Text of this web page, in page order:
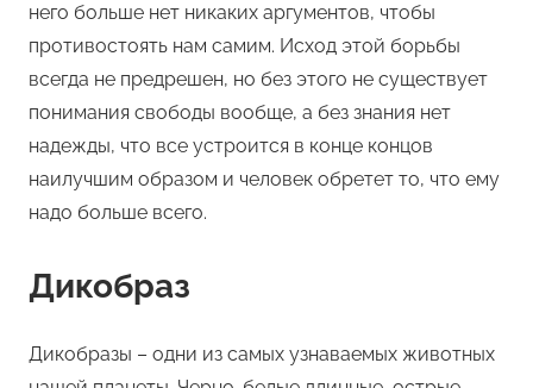
него больше нет никаких аргументов, чтобы
противостоять нам самим. Исход этой борьбы
всегда не предрешен, но без этого не существует
понимания свободы вообще, а без знания нет
надежды, что все устроится в конце концов
наилучшим образом и человек обретет то, что ему
надо больше всего.
Дикобраз
Дикобразы – одни из самых узнаваемых животных